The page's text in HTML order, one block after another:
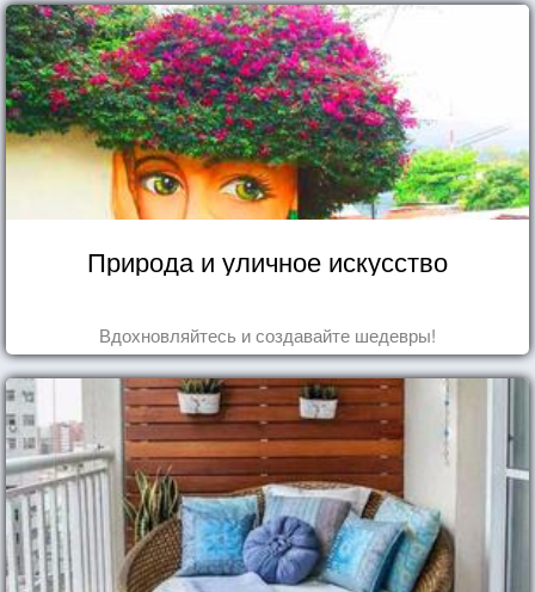
Природа и уличное искусство
Вдохновляйтесь и создавайте шедевры!